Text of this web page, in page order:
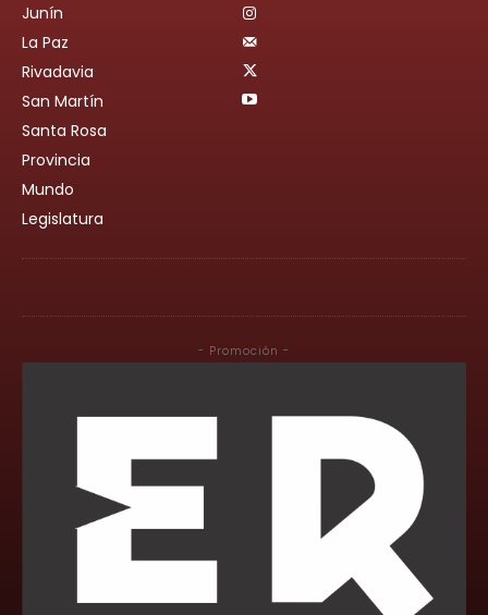
Junín
La Paz
Rivadavia
San Martín
Santa Rosa
Provincia
Mundo
Legislatura
- Promoción -